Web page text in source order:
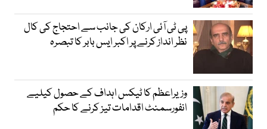
پی ٹی آئی ارکان کی جانب سے احتجاج کی کال
نظر انداز کرنے پر اکبر ایس بابر کا تبصرہ
وزیراعظم کا ٹیکس اہداف کے حصول کیلیے
انفورسمنٹ اقدامات تیز کرنے کا حکم